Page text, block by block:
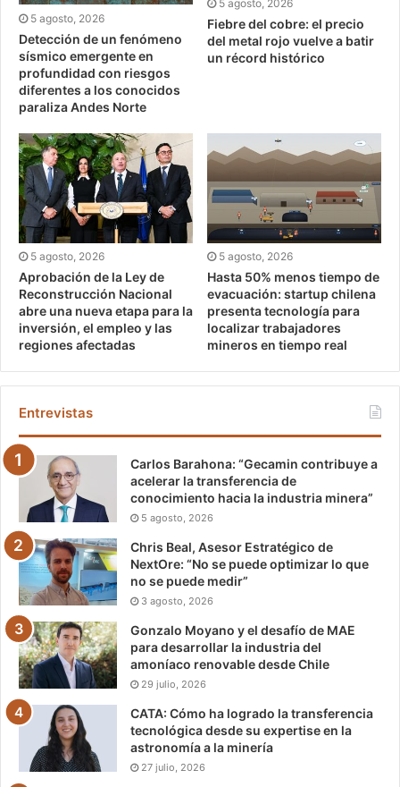
5 agosto, 2026
Detección de un fenómeno
sísmico emergente en
profundidad con riesgos
diferentes a los conocidos
paraliza Andes Norte
5 agosto, 2026
Fiebre del cobre: el precio
del metal rojo vuelve a batir
un récord histórico
5 agosto, 2026
Aprobación de la Ley de
Reconstrucción Nacional
abre una nueva etapa para la
inversión, el empleo y las
regiones afectadas
5 agosto, 2026
Hasta 50% menos tiempo de
evacuación: startup chilena
presenta tecnología para
localizar trabajadores
mineros en tiempo real
Entrevistas
Carlos Barahona: “Gecamin contribuye a
acelerar la transferencia de
conocimiento hacia la industria minera”
5 agosto, 2026
Chris Beal, Asesor Estratégico de
NextOre: “No se puede optimizar lo que
no se puede medir”
3 agosto, 2026
Gonzalo Moyano y el desafío de MAE
para desarrollar la industria del
amoníaco renovable desde Chile
29 julio, 2026
CATA: Cómo ha logrado la transferencia
tecnológica desde su expertise en la
astronomía a la minería
27 julio, 2026